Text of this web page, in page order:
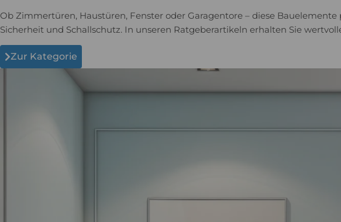
Ob Zimmertüren, Haustüren, Fenster oder Garagentore – diese
Sicherheit und Schallschutz. In unseren Ratgeberartikeln erhalten Sie
Zur Kategorie